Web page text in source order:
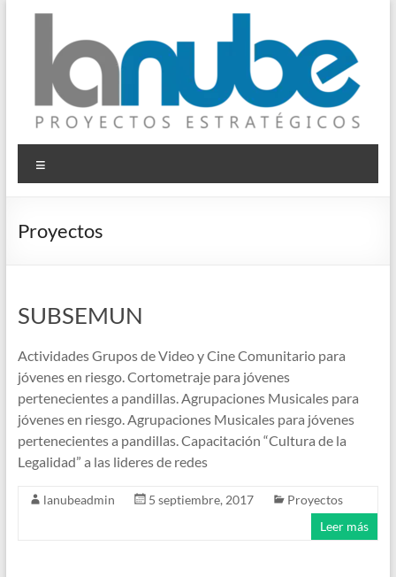
contenido
© La Nube
Proyectos Estratégicos
Proyectos
SUBSEMUN
Actividades Grupos de Video y Cine Comunitario para
jóvenes en riesgo. Cortometraje para jóvenes
pertenecientes a pandillas. Agrupaciones Musicales para
jóvenes en riesgo. Agrupaciones Musicales para jóvenes
pertenecientes a pandillas. Capacitación “Cultura de la
Legalidad” a las lideres de redes
lanubeadmin 5 septiembre, 2017
Proyectos
Leer más